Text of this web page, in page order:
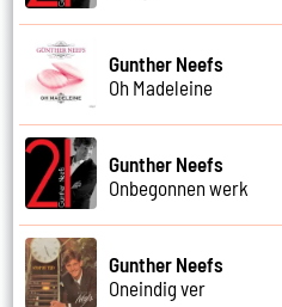
Gunther Neefs
Oh Madeleine
Gunther Neefs
Onbegonnen werk
Gunther Neefs
Oneindig ver